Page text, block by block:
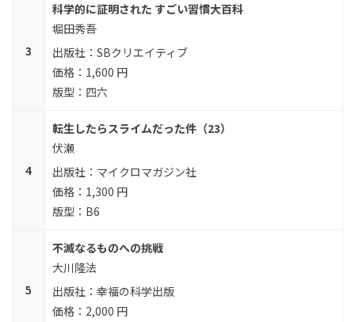
科学的に証明された すごい習慣大百科
堀田秀吾
SBクリエイティブ
1,600 円
四六
転生したらスライムだった件（23）
伏瀬
マイクロマガジン社
1,300 円
B6
不滅なるものへの挑戦
大川隆法
幸福の科学出版
2,000 円